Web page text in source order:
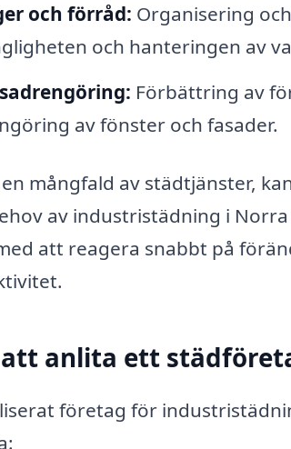
och förråd: Organisering
och hanteringen av
Förbättring av
av fönster och fasader.
mångfald av städtjänster,
av industristädning i
att reagera snabbt på
att anlita ett
företag för